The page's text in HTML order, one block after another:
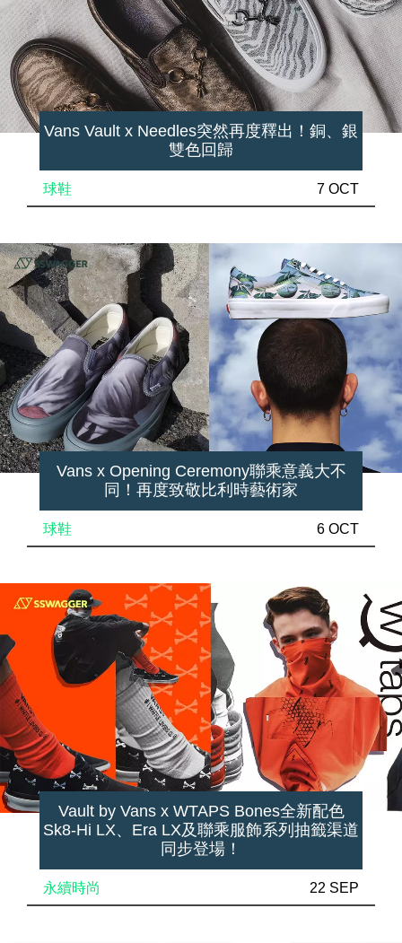
Vans Vault x Needles突然再度釋出！銅、銀
雙色回歸
球鞋 7 OCT
Vans x Opening Ceremony聯乘意義大不
同！再度致敬比利時藝術家
球鞋 6 OCT
Vault by Vans x WTAPS Bones全新配色
Sk8-Hi LX、Era LX及聯乘服飾系列抽籤渠道
同步登場！
永續時尚 22 SEP